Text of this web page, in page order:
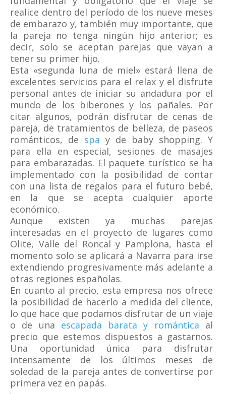
realice dentro del período de los nueve meses
de embarazo y, también muy importante, que
la pareja no tenga ningún hijo anterior; es
decir, solo se aceptan parejas que vayan a
tener su primer hijo.
Esta «segunda luna de miel» estará llena de
excelentes servicios para el relax y el disfrute
personal antes de iniciar su andadura por el
mundo de los biberones y los pañales. Por
citar algunos, podrán disfrutar de cenas de
pareja, de tratamientos de belleza, de paseos
románticos, de spa y de baby shopping. Y
para ella en especial, sesiones de masajes
para embarazadas. El paquete turístico se ha
implementado con la posibilidad de contar
con una lista de regalos para el futuro bebé,
en la que se acepta cualquier aporte
económico.
Aunque existen ya muchas parejas
interesadas en el proyecto de lugares como
Olite, Valle del Roncal y Pamplona, hasta el
momento solo se aplicará a Navarra para irse
extendiendo progresivamente más adelante a
otras regiones españolas.
En cuanto al precio, esta empresa nos ofrece
la posibilidad de hacerlo a medida del cliente,
lo que hace que podamos disfrutar de un viaje
o de una escapada barata y romántica al
precio que estemos dispuestos a gastarnos.
Una oportunidad única para disfrutar
intensamente de los últimos meses de
soledad de la pareja antes de convertirse por
primera vez en papás.